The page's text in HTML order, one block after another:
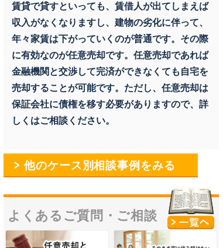
よくあるご質問・ ご相談
賃貸で貸すといっても、賃借人が出てしまえば
収入がなくなりますし、建物の劣化に伴って、
年々家賃は下がっていくのが普通です。その際
に有効なのが任意売却です。任意売却であれば
金融機関と交渉して完済ができなくても自宅を
売却することが可能です。ただし、任意売却は
保証会社に債権を移す必要がありますので、詳
しくはご相談ください。
他のケース別相談事例をみる